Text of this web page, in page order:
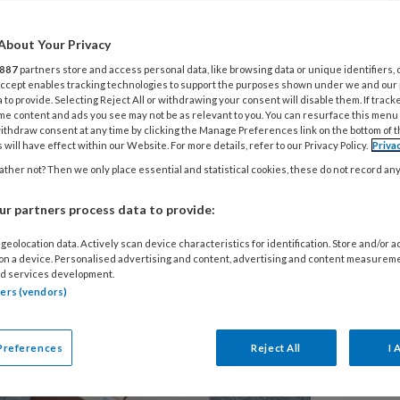
interessante discussie af over het
tillen en lage rugpijn (lees
In het verlengde daarvan kwam
Aspecifieke lage
wil zich natuurlijk niet aan de
hoofdrolspelers aan tafel voor
Your Privacy
887 partners store and access personal data, like browsing data or unique identifiers,
enables tracking technologies to support the purposes shown under we and
to provide. Selecting Reject All or withdrawing your consent will disable them. If
content and ads you see may not be as relevant to you. You can resurface this
consent at any time by clicking the Manage Preferences link on the bottom of
will have effect within our Website. For more details, refer to our Privacy Policy.
not? Then we only place essential and statistical cookies, these do not record
partners process data to provide:
data. Actively scan device characteristics for identification. Store and/or
a device. Personalised advertising and content, advertising and content
services development.
(vendors)
Reject All I